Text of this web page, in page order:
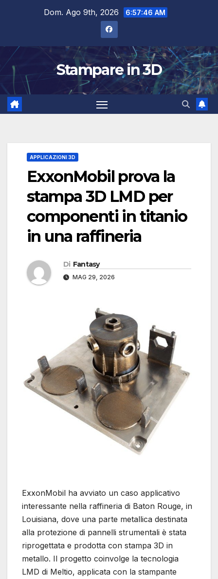
Dom. Ago 9th, 2026 6:57:47 AM
Stampare in 3D
APPLICAZIONI 3D
ExxonMobil prova la
stampa 3D LMD per
componenti in titanio
in una raffineria
Di Fantasy
MAG 29, 2026
ExxonMobil ha avviato un caso applicativo
interessante nella raffineria di Baton Rouge, in
Louisiana, dove una parte metallica destinata
alla protezione di pannelli strumentali è stata
riprogettata e prodotta con stampa 3D in
metallo. Il progetto coinvolge la tecnologia
LMD di Meltio, applicata con la stampante